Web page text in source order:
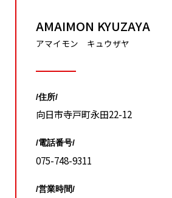
AMAIMON KYUZAYA
アマイモン キュウザヤ
/住所/
向日市寺戸町永田22-12
/電話番号/
075-748-9311
/営業時間/